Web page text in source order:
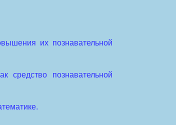
их познавательной
средство познавательной